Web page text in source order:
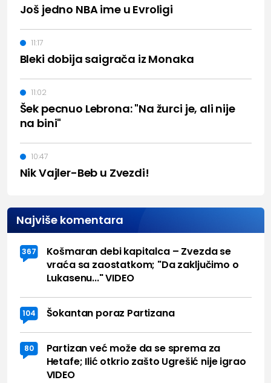
Još jedno NBA ime u Evroligi
Bleki dobija saigrača iz Monaka
11:17
Šek pecnuo Lebrona: "Na žurci je, ali nije
na bini"
11:02
Nik Vajler-Beb u Zvezdi!
10:47
Najviše komentara
367
Košmaran debi kapitalca – Zvezda se
vraća sa zaostatkom; "Da zaključimo o
Lukasenu..." VIDEO
104 Šokantan poraz Partizana
80
Partizan već može da se sprema za
Hetafe; Ilić otkrio zašto Ugrešić nije igrao
VIDEO